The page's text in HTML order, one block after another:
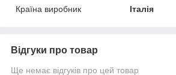
Країна виробник
Італія
Відгуки про товар
Ще немає відгуків про цей товар